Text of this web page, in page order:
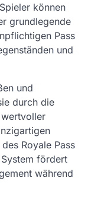
können
grundlegende
Pass
und
und
durch die
Royale Pass
fördert
während